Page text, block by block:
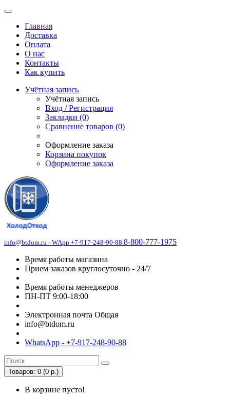
Главная
Доставка
Оплата
О нас
Контакты
Как купить
Учётная запись
Учётная запись
Вход / Регистрация
Закладки (0)
Сравнение товаров (0)
Оформление заказа
Корзина покупок
Оформление заказа
info@btdom.ru - WApp +7-917-248-90-88 8-800-777-1975
Время работы магазина
Прием заказов круглосуточно - 24/7
Время работы менеджеров
ПН-ПТ 9:00-18:00
Электронная почта Общая
info@btdom.ru
WhatsApp - +7-917-248-90-88
Товаров: 0 (0 р.)
В корзине пусто!